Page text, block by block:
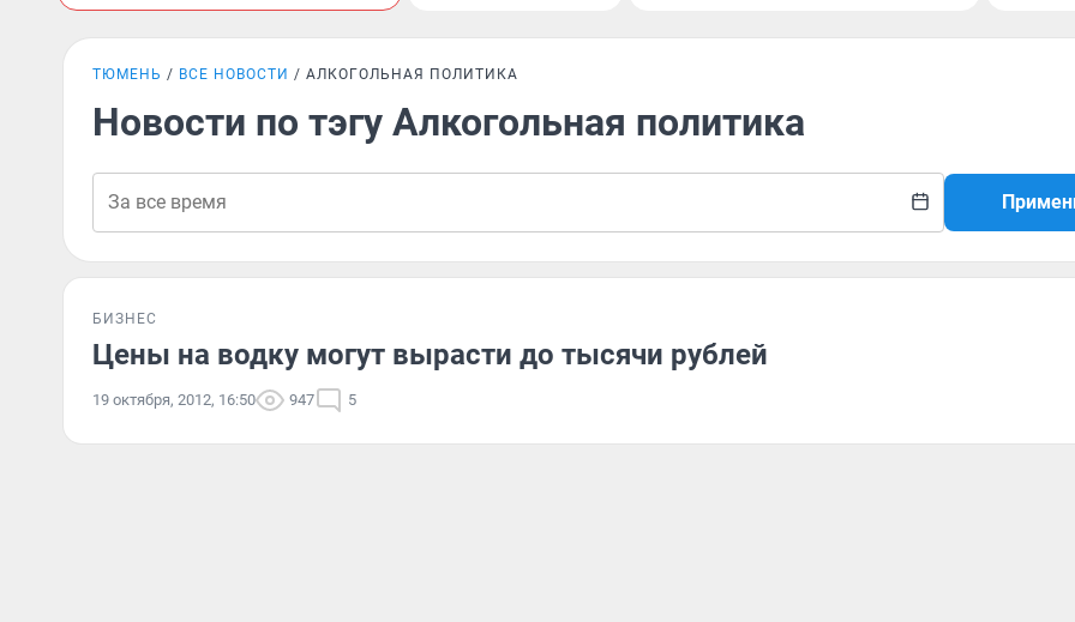
ТЮМЕНЬ ВСЕ НОВОСТИ АЛКОГОЛЬНАЯ ПОЛИТИКА
Новости по тэгу Алкогольная политика
БИЗНЕС
Цены на водку могут вырасти до тысячи рублей
19 октября, 2012, 16:50 947 5